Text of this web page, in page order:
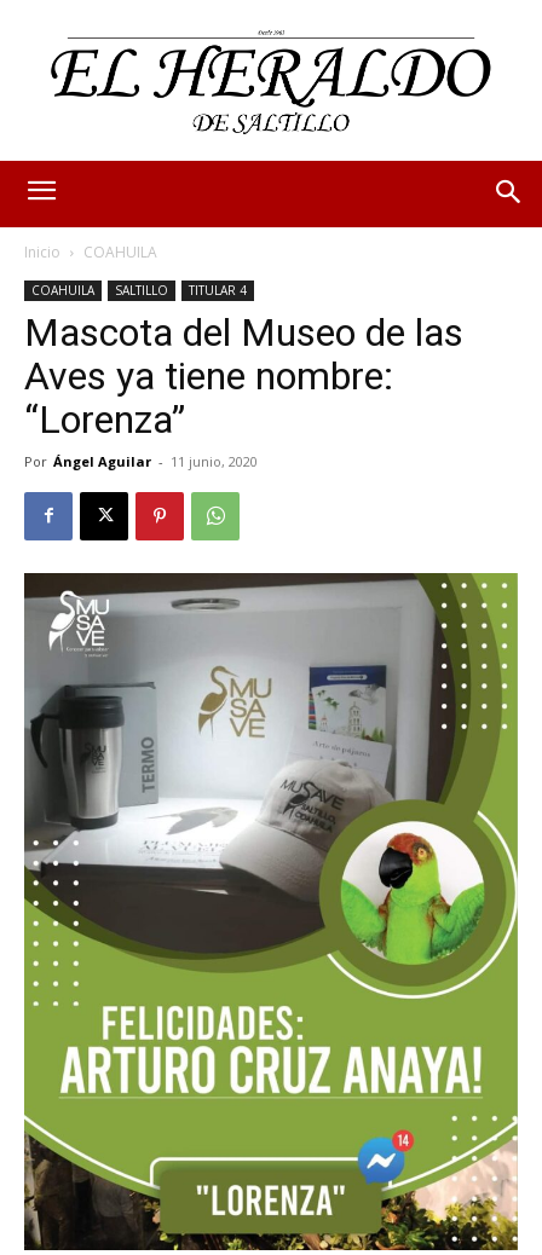
Inicio COAHUILA
COAHUILA SALTILLO TITULAR 4
Mascota del Museo de las
Aves ya tiene nombre:
“Lorenza”
Por Ángel Aguilar - 11 junio, 2020